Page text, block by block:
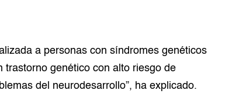
a personas con síndromes genéticos
genético con alto riesgo de
del neurodesarrollo”, ha explicado.